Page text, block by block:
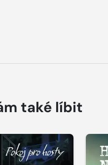
také líbit